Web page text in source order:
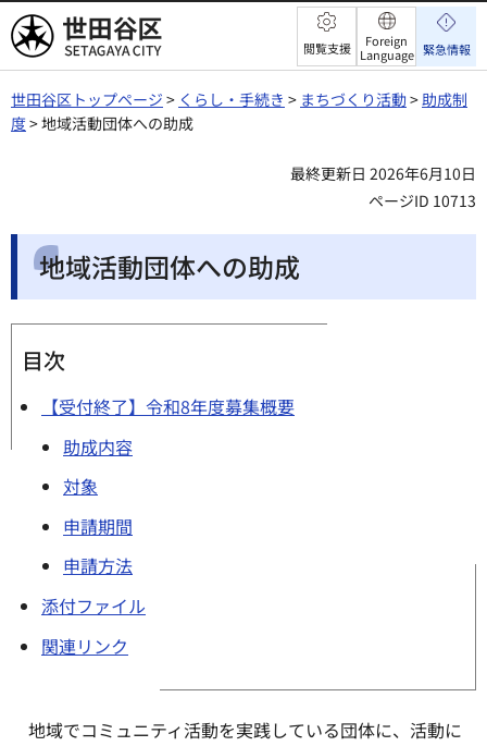
世田谷区 閲覧支援
Foreign
Language 緊急情報
世田谷区トップページ > くらし・手続き > まちづくり活動>助成制
度> 地域活動団体への助成
最終更新日 2026年6月10日
ページID 10713
地域活動団体への助成
目次
【受付終了】令和8年度募集概要
助成内容
対象
申請期間
申請方法
添付ファイル
関連リンク
地域でコミュニティ活動を実践している団体に、活動に